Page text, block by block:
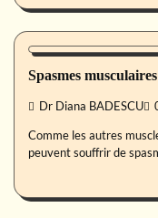
Symptôme
Spasmes
Dr Diana BADESCU
Comme les autres
peuvent souffrir de